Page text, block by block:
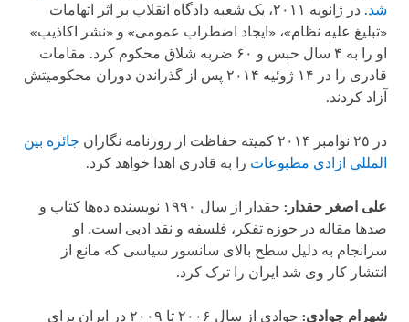
شد
. در ژانویه ۲۰۱۱، یک شعبه دادگاه انقلاب بر اثر اتهامات
«تبلیغ علیه نظام»، «ایجاد اضطراب عمومی» و «نشر اکاذیب»
او را به ۴ سال حبس و ۶۰ ضربه شلاق محکوم کرد. مقامات
قادری را در ۱۴ ژوئیه ۲۰۱۴ پس از گذراندن دوران محکومیتش
آزاد کردند.
در ٢٥ نوامبر ۲۰۱۴ کمیته حفاظت از روزنامه نگاران
جائزه بین
المللی ازادی مطبوعات را به قادری اهدا خواهد کرد.
علی اصغر حقدار:
حقدار از سال ۱۹۹۰ نویسنده ده‌ها کتاب و
صدها مقاله در حوزه تفکر، فلسفه و نقد ادبی است. او
سرانجام به دلیل سطح بالای سانسور سیاسی که مانع از
انتشار کار وی شد ایران را ترک کرد.
شهرام جوادی: جوادی از سال ۲۰۰۶ تا ۲۰۰۹ در ایران برای